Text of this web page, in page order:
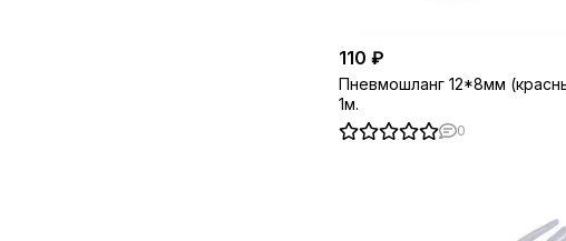
110 ₽
Пневмошланг 12*8мм
1м.
0